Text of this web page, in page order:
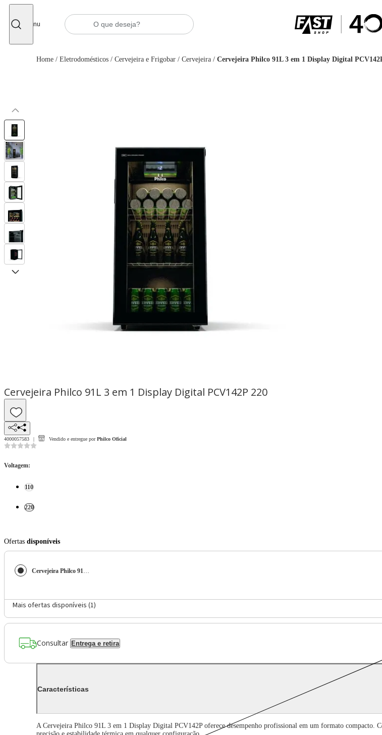
Menu
Home / Eletrodomésticos / Cervejeira e Frigobar / Cervejeira / Cervejeira Philco 91L 3 em 1 Display Digital
Cervejeira Philco 91L 3 em 1 Display Digital PCV142P 220
4000057583 Vendido e entregue por Philco Oficial
Voltagem:
110
220
Ofertas disponíveis
Cervejeira Philco 91L 3 em 1 Display Digital PCV142P
Mais ofertas disponíveis (1)
Consultar Entrega e retira
Características
A Cervejeira Philco 91L 3 em 1 Display Digital PCV142P oferece desempenho profissional em um formato compacto.